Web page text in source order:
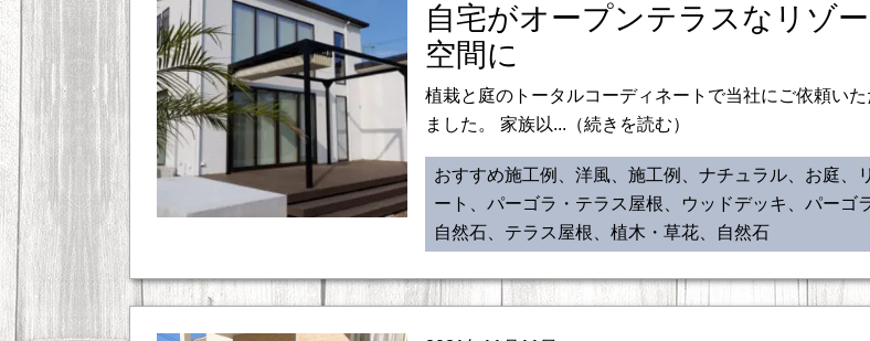
自宅がオープンテラスなリゾー
空間に
植栽と庭のトータルコーディネートで当社にご依頼いた
ました。 家族以...（続きを読む）
おすすめ施工例、洋風、施工例、ナチュラル、お庭、
ート、パーゴラ・テラス屋根、ウッドデッキ、パーゴラ
自然石、テラス屋根、植木・草花、自然石